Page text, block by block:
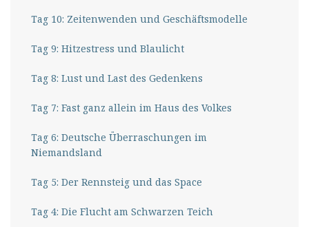
Tag 10: Zeitenwenden und Geschäftsmodelle
Tag 9: Hitzestress und Blaulicht
Tag 8: Lust und Last des Gedenkens
Tag 7: Fast ganz allein im Haus des Volkes
Tag 6: Deutsche Überraschungen im
Niemandsland
Tag 5: Der Rennsteig und das Space
Tag 4: Die Flucht am Schwarzen Teich